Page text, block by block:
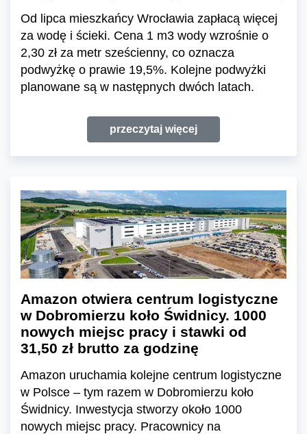
Od lipca mieszkańcy Wrocławia zapłacą więcej
za wodę i ścieki. Cena 1 m3 wody wzrośnie o
2,30 zł za metr sześcienny, co oznacza
podwyżkę o prawie 19,5%. Kolejne podwyżki
planowane są w następnych dwóch latach.
przeczytaj więcej
Amazon otwiera centrum logistyczne
w Dobromierzu koło Świdnicy. 1000
nowych miejsc pracy i stawki od
31,50 zł brutto za godzinę
Amazon uruchamia kolejne centrum logistyczne
w Polsce – tym razem w Dobromierzu koło
Świdnicy. Inwestycja stworzy około 1000
nowych miejsc pracy. Pracownicy na